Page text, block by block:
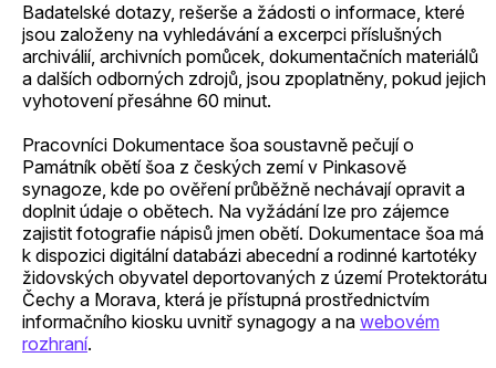
Badatelské dotazy, rešerše a žádosti o informace, které
jsou založeny na vyhledávání a excerpci příslušných
archiválií, archivních pomůcek, dokumentačních materiálů
a dalších odborných zdrojů, jsou zpoplatněny, pokud jejich
vyhotovení přesáhne 60 minut.
Pracovníci Dokumentace šoa soustavně pečují o
Památník obětí šoa z českých zemí v Pinkasově
synagoze, kde po ověření průběžně nechávají opravit a
doplnit údaje o obětech. Na vyžádání lze pro zájemce
zajistit fotografie nápisů jmen obětí. Dokumentace šoa má
k dispozici digitální databázi abecední a rodinné kartotéky
židovských obyvatel deportovaných z území Protektorátu
Čechy a Morava, která je přístupná prostřednictvím
informačního kiosku uvnitř synagogy a na webovém
rozhraní.